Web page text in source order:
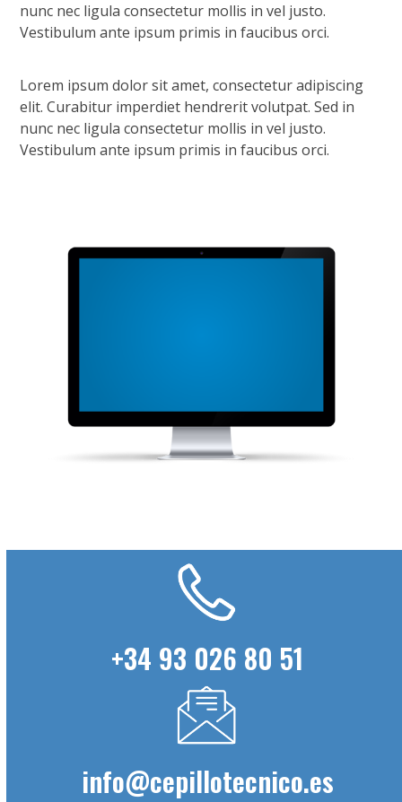
nunc nec ligula consectetur mollis in vel justo.
Vestibulum ante ipsum primis in faucibus orci.
Lorem ipsum dolor sit amet, consectetur adipiscing
elit. Curabitur imperdiet hendrerit volutpat. Sed in
nunc nec ligula consectetur mollis in vel justo.
Vestibulum ante ipsum primis in faucibus orci.
+34 93 026 80 51
info@cepillotecnico.es